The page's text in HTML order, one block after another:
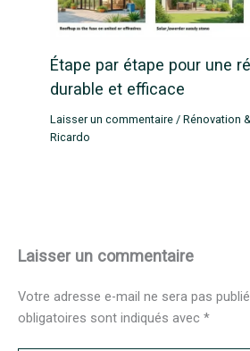
Étape par étape pour une
durable et efficace
Laisser un commentaire /Rénovation
Ricardo
Laisser un commentaire
Votre adresse e-mail ne sera pas
obligatoires sont indiqués avec *